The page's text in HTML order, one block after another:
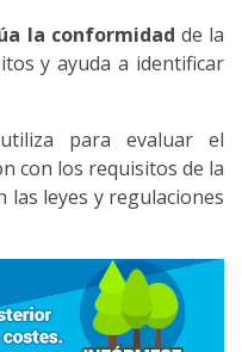
la conformidad de la
y ayuda a identificar
para evaluar el
con los requisitos de la
las leyes y regulaciones